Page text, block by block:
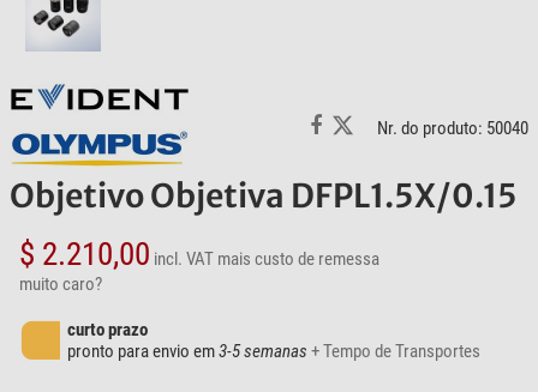
Nr. do produto: 50040
Objetivo Objetiva DFPL1.5X/0.15
$ 2.210,00 incl. VAT mais custo de remessa
muito caro?
curto prazo
pronto para envio em3-5 semanas + Tempo de Transportes